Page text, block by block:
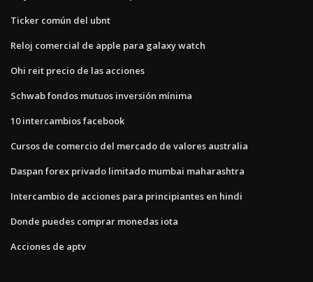
Ticker común del ubnt
Reloj comercial de apple para galaxy watch
Ohi reit precio de las acciones
Schwab fondos mutuos inversión mínima
10 intercambios facebook
Cursos de comercio del mercado de valores australia
Daspan forex privado limitado mumbai maharashtra
Intercambio de acciones para principiantes en hindi
Donde puedes comprar monedas iota
Acciones de aptv